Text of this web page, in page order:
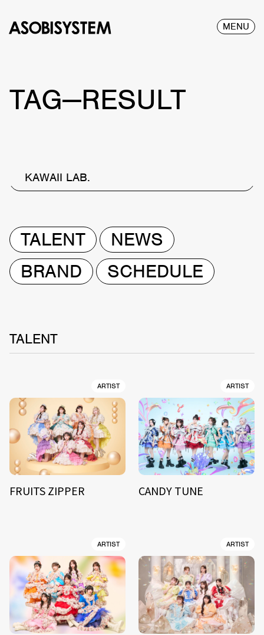
MENU
TAG—RESULT
KAWAII LAB.
TALENT
NEWS
BRAND
SCHEDULE
TALENT
ARTIST
FRUITS ZIPPER
ARTIST
CANDY TUNE
ARTIST ARTIST